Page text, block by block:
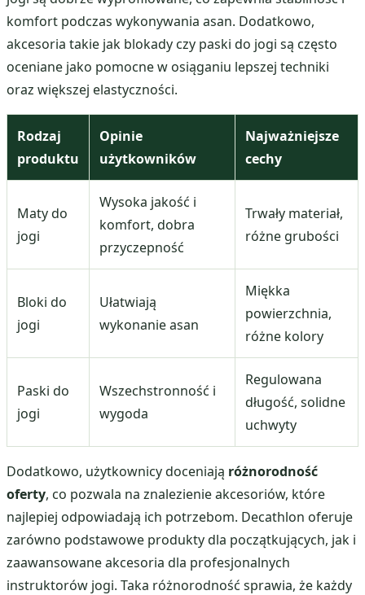
komfort podczas wykonywania asan. Dodatkowo,
akcesoria takie jak blokady czy paski do jogi są często
oceniane jako pomocne w osiąganiu lepszej techniki
oraz większej elastyczności.
Rodzaj
produktu
Opinie
użytkowników
Najważniejsze
cechy
Maty do
jogi
Wysoka jakość i
komfort, dobra
przyczepność
Trwały materiał,
różne grubości
Bloki do
jogi
Ułatwiają
wykonanie asan
Miękka
powierzchnia,
różne kolory
Paski do
jogi
Wszechstronność i
wygoda
Regulowana
długość, solidne
uchwyty
Dodatkowo, użytkownicy doceniają różnorodność
oferty, co pozwala na znalezienie akcesoriów, które
najlepiej odpowiadają ich potrzebom. Decathlon oferuje
zarówno podstawowe produkty dla początkujących, jak i
zaawansowane akcesoria dla profesjonalnych
instruktorów jogi. Taka różnorodność sprawia, że każdy